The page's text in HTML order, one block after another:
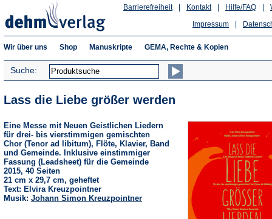
Hilfe/FAQ
Kontakt
Barrierefreiheit
Impressum
Wir über uns Shop Manuskripte GEMA, Rechte & Kopien
Suche:
Lass die Liebe größer werden
Eine Messe mit Neuen Geistlichen Liedern
für drei- bis vierstimmigen gemischten
Chor (Tenor ad libitum), Flöte, Klavier, Band
und Gemeinde. Inklusive einstimmiger
Fassung (Leadsheet) für die Gemeinde
2015, 40 Seiten
21 cm x 29,7 cm, geheftet
Text: Elvira Kreuzpointner
Musik: Johann Simon Kreuzpointner